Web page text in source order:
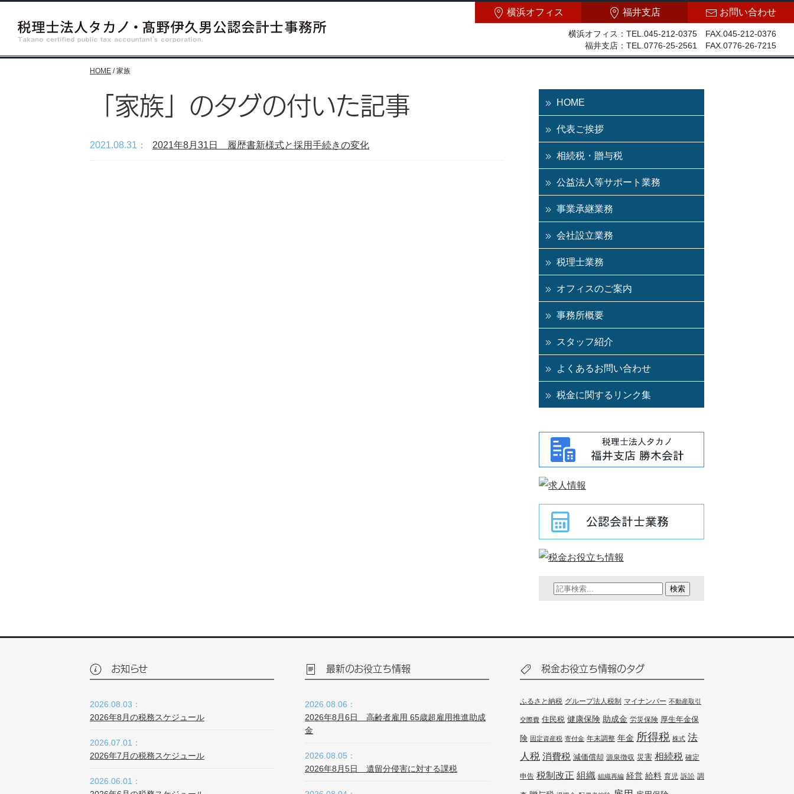
横浜オフィス 福井支店 お問い合わせ
横浜オフィス：TEL.045-212-0375 FAX.045-212-0376
福井支店：TEL.0776-25-2561 FAX.0776-26-7215
HOME /家族
「家族」のタグの付いた記事
2021.08.31： 2021年8月31日 履歴書新様式と採用手続きの変化
HOME
代表ご挨拶
相続税・贈与税
公益法人等サポート業務
事業承継業務
会社設立業務
税理士業務
オフィスのご案内
事務所概要
スタッフ紹介
よくあるお問い合わせ
税金に関するリンク集
検索
お知らせ
2026.08.03：
2026年8月の税務スケジュール
2026.07.01：
2026年7月の税務スケジュール
2026.06.01：
最新のお役立ち情報
2026.08.06：
2026年8月6日 高齢者雇用 65歳超雇用推進助成
金
2026.08.05：
2026年8月5日 遺留分侵害に対する課税
税金お役立ち情報のタグ
ふるさと納税 グループ法人税制 マイナンバー 不動産取引
交際費 住民税 健康保険 助成金 労災保険 厚生年金保
険 固定資産税 寄付金 年末調整 年金 所得税 株式 法
人税 消費税 減価償却 源泉徴収 災害 相続税 確定
申告 税制改正 組織 組織再編 経営 給料 育児 訴訟 調